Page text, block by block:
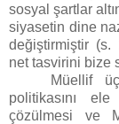
sosyal şartlar
siyasetin dine
değiştirmiştir (s.
net tasvirini bize
Müellif
politikasını
çözülmesi ve